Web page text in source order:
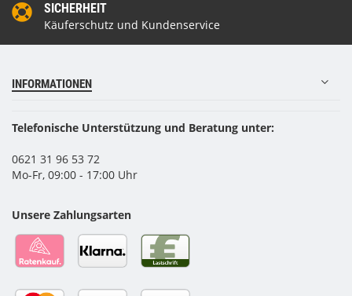
SICHERHEIT
Käuferschutz und Kundenservice
INFORMATIONEN
Telefonische Unterstützung und Beratung unter:
0621 31 96 53 72
Mo-Fr, 09:00 - 17:00 Uhr
Unsere Zahlungsarten